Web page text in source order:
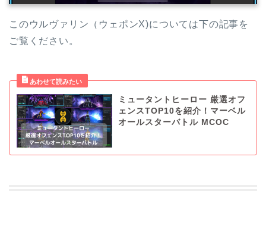
このウルヴァリン（ウェポンX)については下の記事を
ご覧ください。
ミュータントヒーロー 厳選オフ
ェンスTOP10を紹介！マーベル
オールスターバトル MCOC